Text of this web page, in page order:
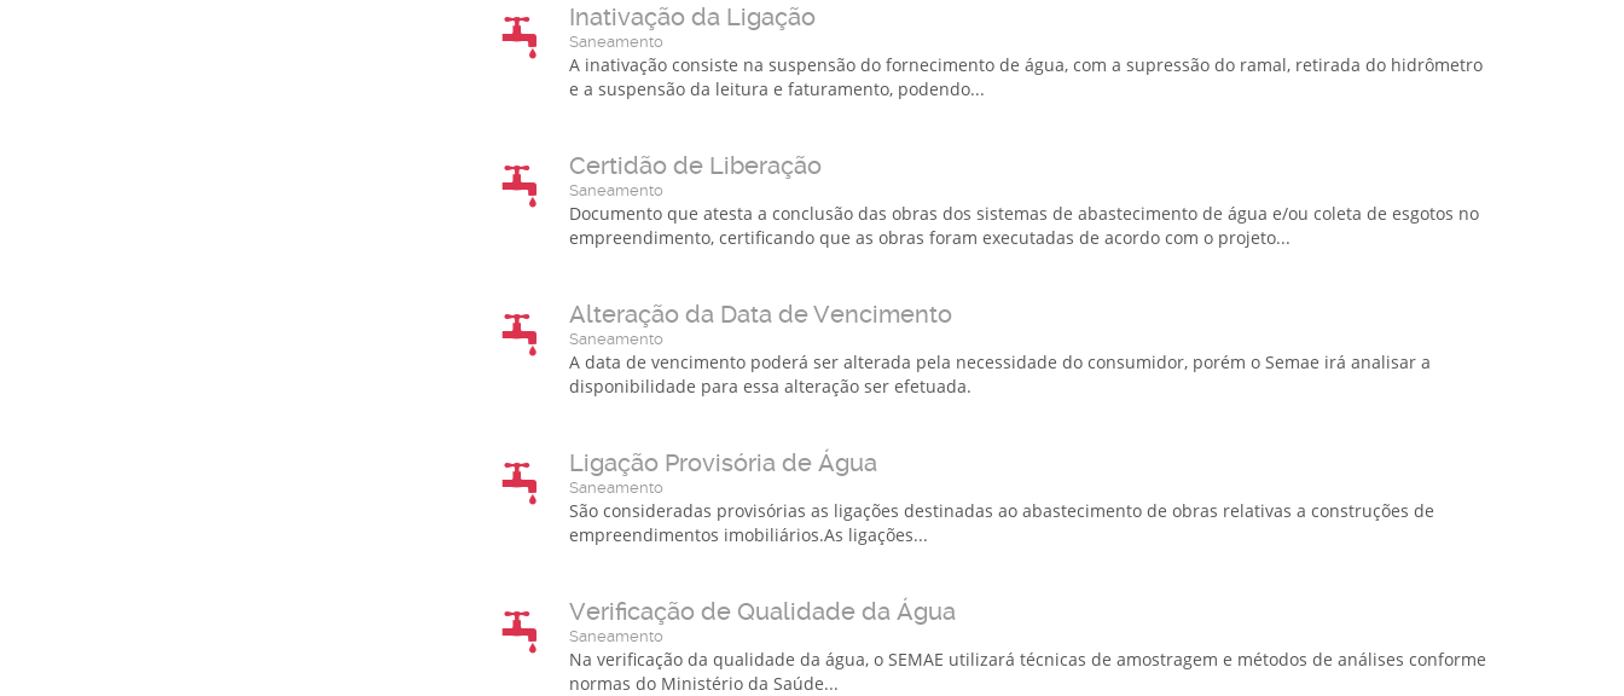
Inativação da Ligação
Saneamento
A inativação consiste na suspensão do fornecimento de água, com a supressão do ramal, retirada do hidrômetro
e a suspensão da leitura e faturamento, podendo...
Certidão de Liberação
Saneamento
Documento que atesta a conclusão das obras dos sistemas de abastecimento de água e/ou coleta de esgotos no
empreendimento, certificando que as obras foram executadas de acordo com o projeto...
Alteração da Data de Vencimento
Saneamento
A data de vencimento poderá ser alterada pela necessidade do consumidor, porém o Semae irá analisar a
disponibilidade para essa alteração ser efetuada.
Ligação Provisória de Água
Saneamento
São consideradas provisórias as ligações destinadas ao abastecimento de obras relativas a construções de
empreendimentos imobiliários.As ligações...
Verificação de Qualidade da Água
Saneamento
Na verificação da qualidade da água, o SEMAE utilizará técnicas de amostragem e métodos de análises conforme
normas do Ministério da Saúde...